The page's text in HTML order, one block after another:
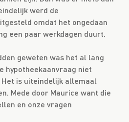
werd de
omdat het ongedaan
een paar werkdagen duurt.
geweten was het al lang
hypotheekaanvraag niet
is uiteindelijk allemaal
Mede door Maurice want die
en onze vragen